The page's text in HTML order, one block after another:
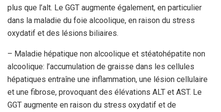
plus que l’alt. Le GGT augmente également, en particulier
dans la maladie du foie alcoolique, en raison du stress
oxydatif et des lésions biliaires.
– Maladie hépatique non alcoolique et stéatohépatite non
alcoolique: l’accumulation de graisse dans les cellules
hépatiques entraîne une inflammation, une lésion cellulaire
et une fibrose, provoquant des élévations ALT et AST. Le
GGT augmente en raison du stress oxydatif et de